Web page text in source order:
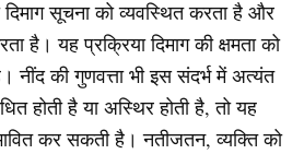
सूचना को व्यवस्थित करता है और
है। यह प्रक्रिया दिमाग की क्षमता को
की गुणवत्ता भी इस संदर्भ में अत्यंत
होती है या अस्थिर होती है, तो यह
कर सकती है। नतीजतन, व्यक्ति को